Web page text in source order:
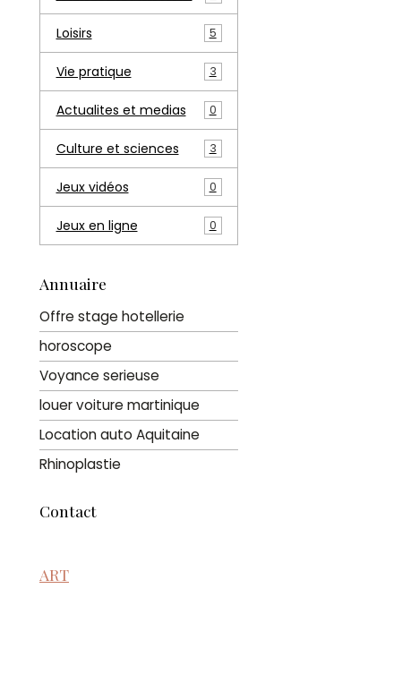
Loisirs 5
Vie pratique 3
Actualites et medias 0
Culture et sciences 3
Jeux vidéos 0
Jeux en ligne 0
Annuaire
Offre stage hotellerie
horoscope
Voyance serieuse
louer voiture martinique
Location auto Aquitaine
Rhinoplastie
Contact
ART